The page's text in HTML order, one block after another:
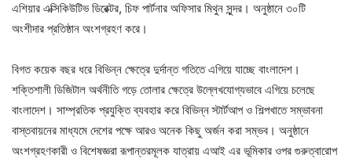
এশিয়ার এক্সিকিউটিভ ডিরেক্টর, চিফ পার্টনার অফিসার মিথুন সুন্দর। অনুষ্ঠানে ৩০টি
অংশীদার প্রতিষ্ঠান অংশগ্রহণ করে।
বিগত কয়েক বছর ধরে বিভিন্ন ক্ষেত্রে দুর্দান্ত গতিতে এগিয়ে যাচ্ছে বাংলাদেশ।
শক্তিশালী ডিজিটাল অর্থনীতি গড়ে তোলার ক্ষেত্রে উল্লেখযোগ্যভাবে এগিয়ে চলেছে
বাংলাদেশ। সাম্প্রতিক প্রযুক্তি ব্যবহার করে বিভিন্ন স্টার্টআপ ও শিল্পখাতে সম্ভাবনা
বাস্তবায়নের মাধ্যমে দেশের পক্ষে আরও অনেক কিছু অর্জন করা সম্ভব। অনুষ্ঠানে
অংশগ্রহণকারী ও বিশেষজ্ঞরা রূপান্তরমূলক যাত্রায় এআই এর ভূমিকার ওপর গুরুত্বারোপ